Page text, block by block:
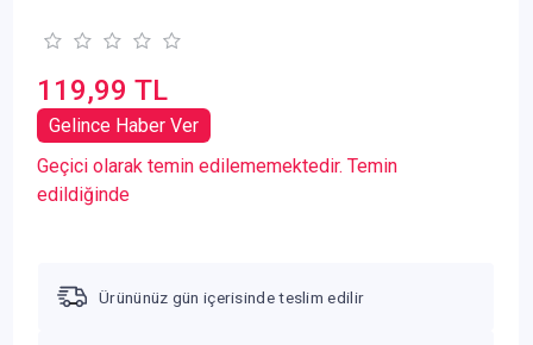
119,99 TL
Gelince Haber Ver
Geçici olarak temin edilememektedir. Temin
edildiğinde
Ürününüz gün içerisinde teslim edilir